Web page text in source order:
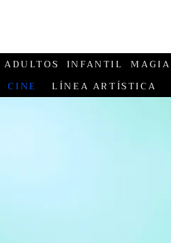
ADULTOS INFANTIL MAGIA
CINE
LÍNEA ARTÍSTICA